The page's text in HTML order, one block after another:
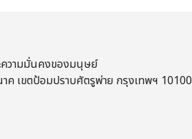
วามมั่นคงของมนุษย์
เขตป้อมปราบศัตรูพ่าย กรุงเทพฯ 10100